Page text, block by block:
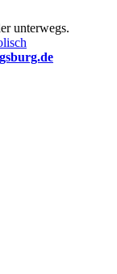
unterwegs.